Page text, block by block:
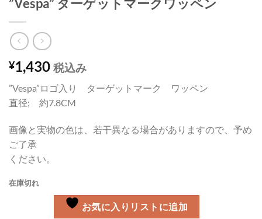
¥1,430 税込み
”Vespa”ロゴ入り ターゲットマーク ワッペン
直径; 約7.8CM
画像と実物の色は、若干異なる場合がありますので、予め
ご了承
ください。
在庫切れ
お気に入りリストに追加